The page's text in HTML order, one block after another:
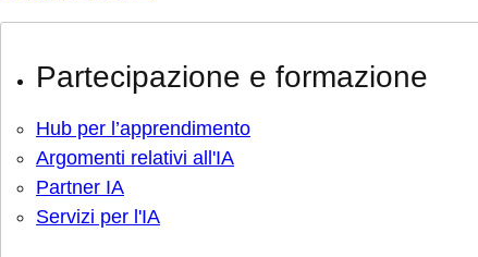
Partecipazione e formazione
Hub per l’apprendimento
Argomenti relativi all'IA
Partner IA
Servizi per l'IA